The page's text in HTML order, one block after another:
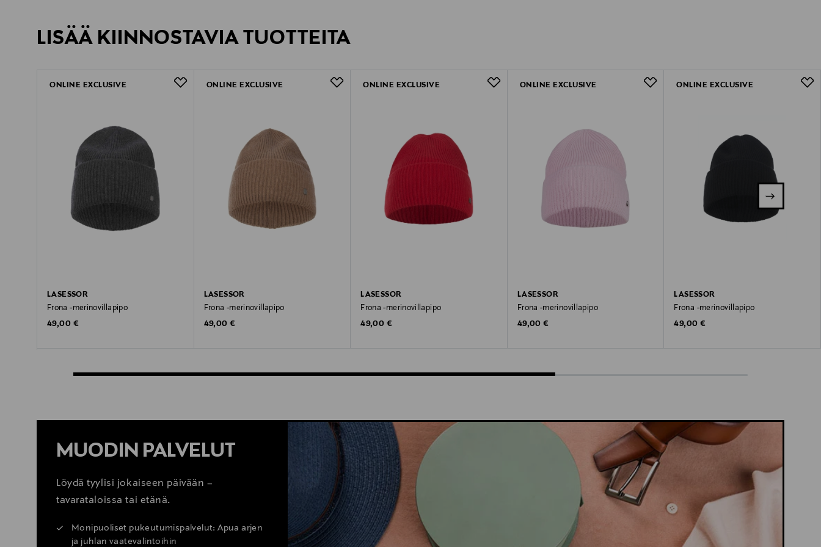
LISÄÄ KIINNOSTAVIA TUOTTEITA
ONLINE EXCLUSIVE
LASESSOR
Frona -merinovillapipo
Original Price
49,00 €
ONLINE EXCLUSIVE
LASESSOR
Frona -merinovillapipo
Original Price
49,00 €
ONLINE EXCLUSIVE
LASESSOR
Frona -merinovillapipo
Original Price
49,00 €
ONLINE EXCLUSIVE
LASESSOR
Frona -merinovillapipo
Original Price
49,00 €
ONLINE EXCLUSIVE
LASESSOR
Frona -merinovillapipo
Original Price
49,00 €
MUODIN PALVELUT
Löydä tyylisi jokaiseen päivään –
tavarataloissa tai etänä.
Monipuoliset pukeutumispalvelut: Apua arjen
ja juhlan vaatevalintoihin